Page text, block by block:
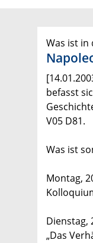
Was ist in
befasst
V05 D81.
Was ist
Montag,
Dienstag,
„Das